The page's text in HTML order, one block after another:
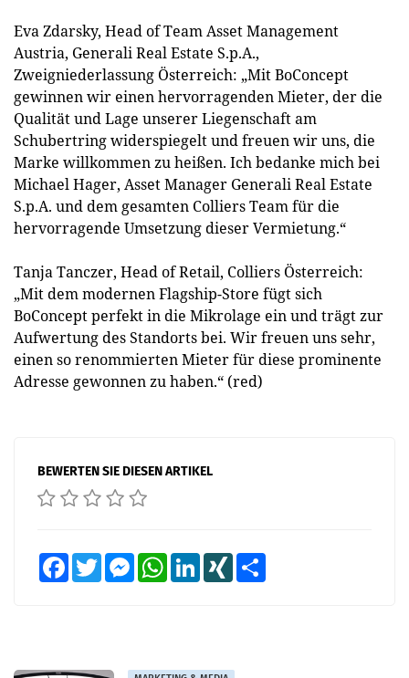
Eva Zdarsky, Head of Team Asset Management
Austria, Generali Real Estate S.p.A.,
Zweigniederlassung Österreich: „Mit BoConcept
gewinnen wir einen hervorragenden Mieter, der die
Qualität und Lage unserer Liegenschaft am
Schubertring widerspiegelt und freuen wir uns, die
Marke willkommen zu heißen. Ich bedanke mich bei
Michael Hager, Asset Manager Generali Real Estate
S.p.A. und dem gesamten Colliers Team für die
hervorragende Umsetzung dieser Vermietung.“
Tanja Tanczer, Head of Retail, Colliers Österreich:
„Mit dem modernen Flagship-Store fügt sich
BoConcept perfekt in die Mikrolage ein und trägt zur
Aufwertung des Standorts bei. Wir freuen uns sehr,
einen so renommierten Mieter für diese prominente
Adresse gewonnen zu haben.“ (red)
BEWERTEN SIE DIESEN ARTIKEL
FacebookTwitter MessengerWhatsAppLinkedInXING